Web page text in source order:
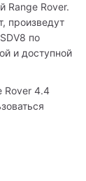
Range Rover.
произведут
по
и доступной
Rover 4.4